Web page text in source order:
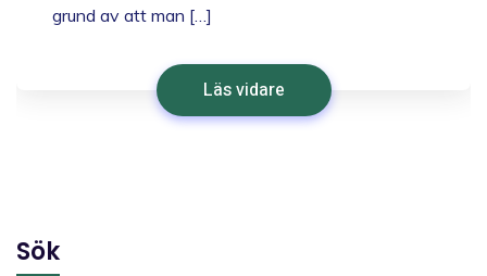
grund av att man […]
Läs vidare
Sök